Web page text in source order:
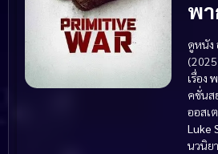
พา
ดูหนัง
เรื่อง
คชั่นส
ออสเ
Luke
นวนิย